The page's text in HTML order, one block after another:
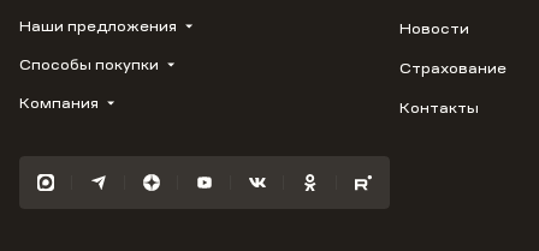
ВЕРН
1799
Флора
Наши предложения
Купить квартиру
Студию
3-комнатную
Способы покупки
Трейд-ин
Компания
Карьера
Новости
Страхование
Контакты